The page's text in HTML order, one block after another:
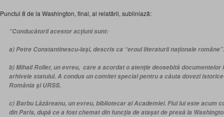
Punctul 8 de la Washington, final, al relatării, subliniază:
“Conducătorii acestor acţiuni sunt:
a) Petre Constantinescu-Iaşi, descris ca “eroul literaturii naţionale române”.
b) Mihail Roller, un evreu, care a acordat o atenţie deosebită
arhivele statului. A condus un comitet special pentru a căuta dovezi
România şi URSS.
c) Barbu Lăzăreanu, un evreu, bibliotecar al Academiei. Fiul lui este acum
din Paris, după ce a fost chemat din funcţia de ataşat de presă la